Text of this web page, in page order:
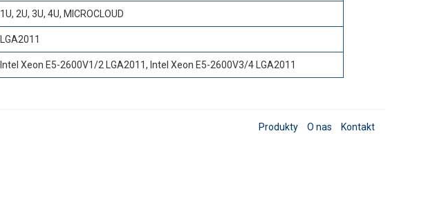
1U, 2U, 3U, 4U, MICROCLOUD
LGA2011
Intel Xeon E5-2600V1/2 LGA2011, Intel Xeon E5-2600V3/4 LGA2011
Produkty O nas Kontakt